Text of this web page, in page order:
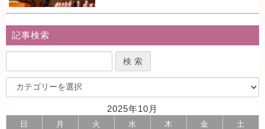
記事検索
2025年10月
日 月 火 水 木 金 土